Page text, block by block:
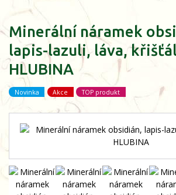
Minerální náramek
lapis-lazuli, láva,
HLUBINA
Novinka Akce TOP produkt